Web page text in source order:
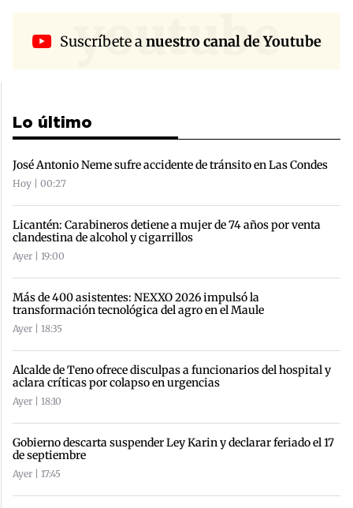
youtube
Suscríbete anuestro canal de Youtube
Lo último
José Antonio Neme sufre accidente de tránsito en Las Condes
Hoy | 00:27
Licantén: Carabineros detiene a mujer de 74 años por venta
clandestina de alcohol y cigarrillos
Ayer | 19:00
Más de 400 asistentes: NEXXO 2026 impulsó la
transformación tecnológica del agro en el Maule
Ayer | 18:35
Alcalde de Teno ofrece disculpas a funcionarios del hospital y
aclara críticas por colapso en urgencias
Ayer | 18:10
Gobierno descarta suspender Ley Karin y declarar feriado el 17
de septiembre
Ayer | 17:45